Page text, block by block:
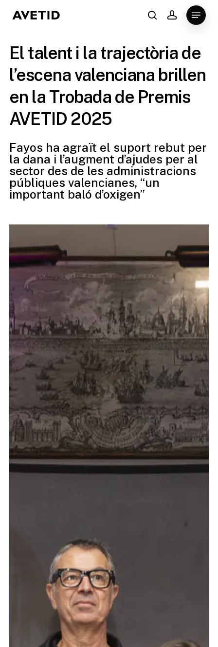
content
searchaccount
Menu
El talent i la trajectòria de
l’escena valenciana brillen
en la Trobada de Premis
AVETID 2025
Fayos ha agraït el suport rebut per
la dana i l’augment d’ajudes per al
sector des de les administracions
públiques valencianes, “un
important baló d’oxigen”